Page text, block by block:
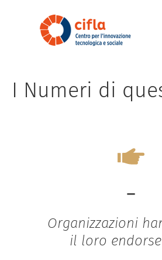
I Numeri di
-
Organizzazioni
il loro